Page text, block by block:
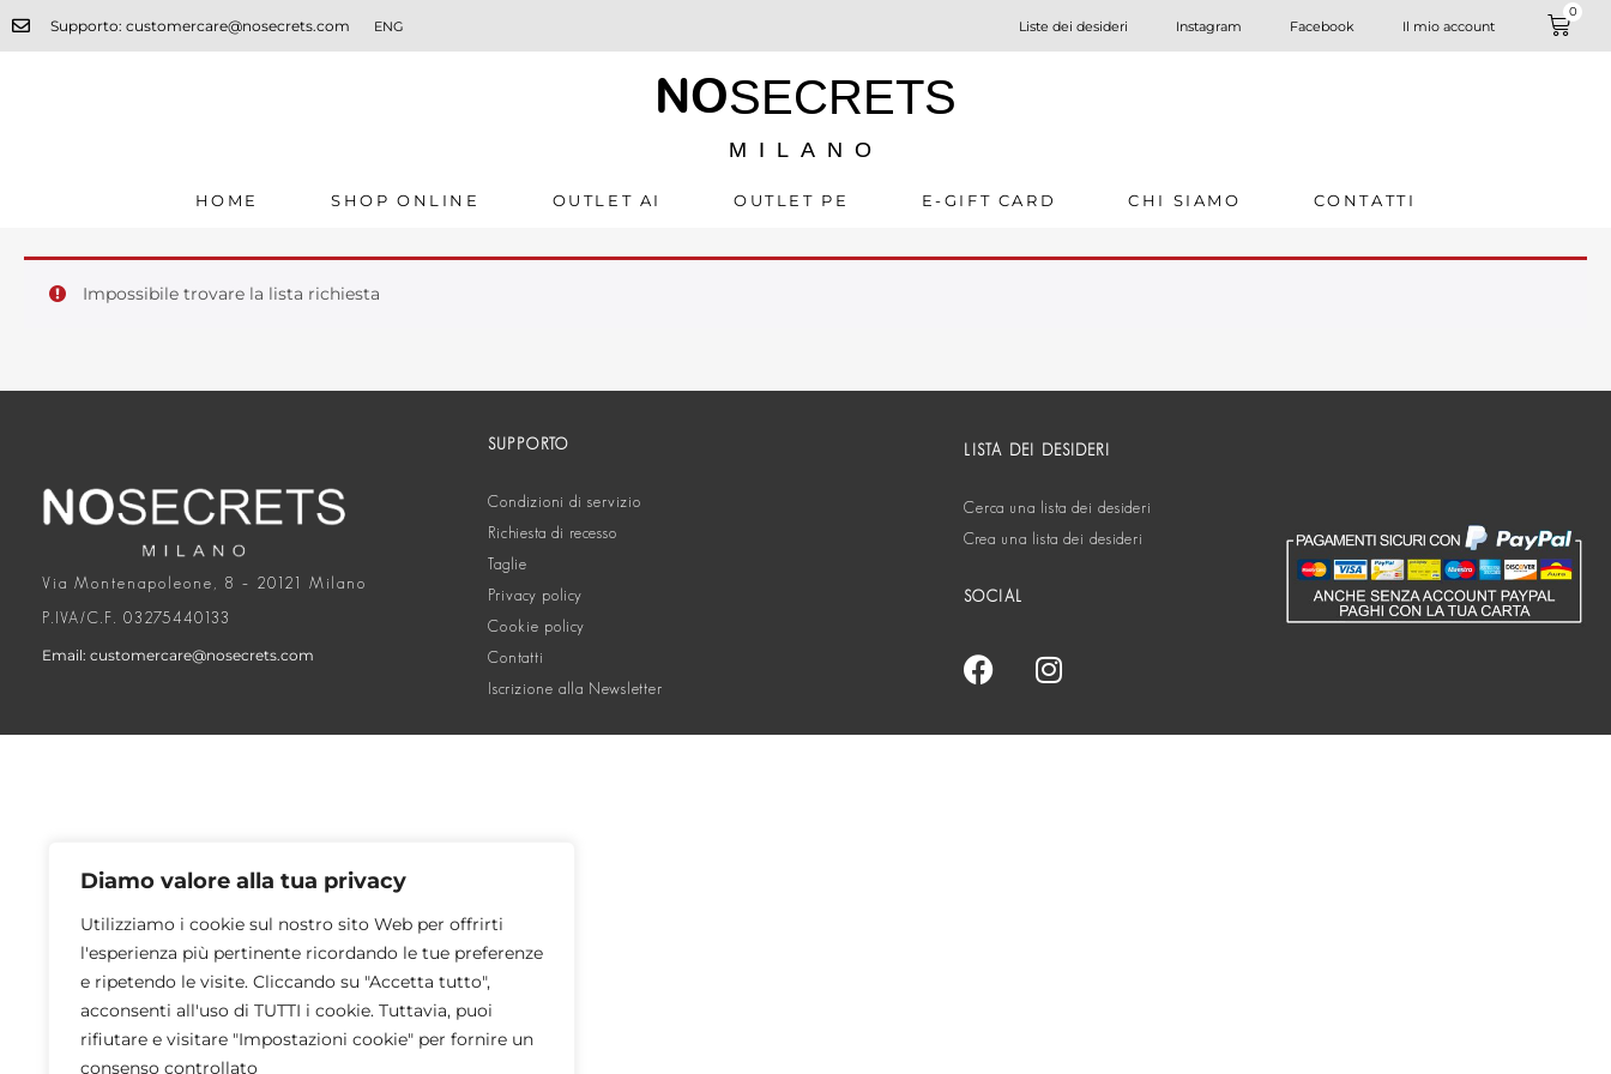
Diamo valore alla tua privacy
Utilizziamo i cookie sul nostro sito Web per offrirti
l'esperienza più pertinente ricordando le tue preferenze
e ripetendo le visite. Cliccando su "Accetta tutto",
acconsenti all'uso di TUTTI i cookie. Tuttavia, puoi
rifiutare e visitare "Impostazioni cookie" per fornire un
consenso controllato
Supporto: customercare@nosecrets.com ENG Liste dei desideri Instagram Facebook Il mio account
0
NOSECRETS
MILANO
HOME SHOP ONLINE OUTLET AI OUTLET PE E-GIFT CARD CHI SIAMO CONTATTI
Impossibile trovare la lista richiesta
Via Montenapoleone, 8 – 20121 Milano
P.IVA/C.F. 03275440133
Email: customercare@nosecrets.com
SUPPORTO
Condizioni di servizio
Richiesta di recesso
Taglie
Privacy policy
Cookie policy
Contatti
Iscrizione alla Newsletter
LISTA DEI DESIDERI
Cerca una lista dei desideri
Crea una lista dei desideri
SOCIAL